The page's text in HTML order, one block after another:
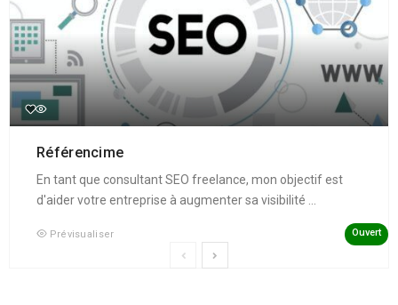
Référencime
En tant que consultant SEO freelance, mon objectif est
d'aider votre entreprise à augmenter sa visibilité ...
Prévisualiser Ouvert